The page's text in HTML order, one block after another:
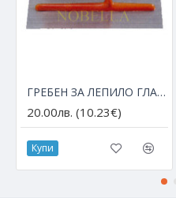
ГРЕБЕН ЗА ЛЕПИЛО ГЛАДЪК
20.00лв. (10.23€)
Купи